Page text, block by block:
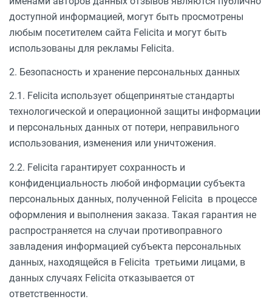
доступной информацией, могут быть просмотрены
любым посетителем сайта Felicita и могут быть
использованы для рекламы Felicita.
2. Безопасность и хранение персональных данных
2.1. Felicita использует общепринятые стандарты
технологической и операционной защиты информации
и персональных данных от потери, неправильного
использования, изменения или уничтожения.
2.2. Felicita гарантирует сохранность и
конфиденциальность любой информации субъекта
персональных данных, полученной Felicita в процессе
оформления и выполнения заказа. Такая гарантия не
распространяется на случаи противоправного
завладения информацией субъекта персональных
данных, находящейся в Felicita третьими лицами, в
данных случаях Felicita отказывается от
ответственности.